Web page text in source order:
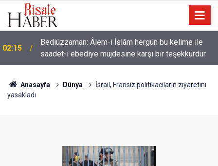
01:45 Cimrilik etme ki, Allah da senden ihsanını kesmesin
Anasayfa Dünya
İsrail, Fransız politikacıların ziyaretini
yasakladı